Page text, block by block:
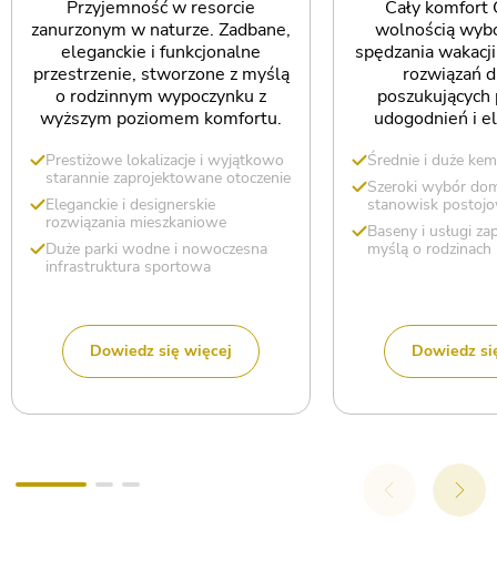
Przyjemność w resorcie
zanurzonym w naturze. Zadbane,
eleganckie i funkcjonalne
przestrzenie, stworzone z myślą
o rodzinnym wypoczynku z
wyższym poziomem komfortu.
Prestiżowe lokalizacje i wyjątkowo
starannie zaprojektowane otoczenie
Eleganckie i designerskie
rozwiązania mieszkaniowe
Duże parki wodne i nowoczesna
infrastruktura sportowa
Dowiedz się więcej
Cały komfort
wolnością
spędzania
rozwiązań
udogodnień i
Średnie i duże
Szeroki wybór
stanowisk
Baseny i usługi
myślą o rodzinach
Dowiedz